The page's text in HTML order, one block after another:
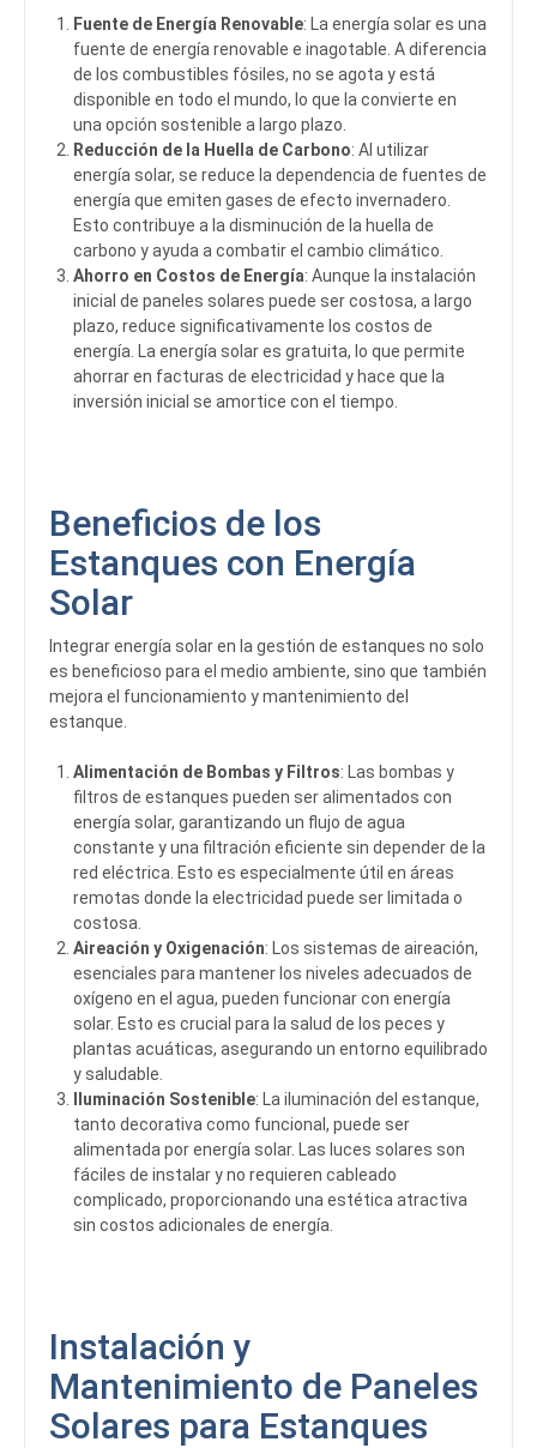
Fuente de Energía Renovable: La energía solar es una
fuente de energía renovable e inagotable. A diferencia
de los combustibles fósiles, no se agota y está
disponible en todo el mundo, lo que la convierte en
una opción sostenible a largo plazo.
Reducción de la Huella de Carbono: Al utilizar
energía solar, se reduce la dependencia de fuentes de
energía que emiten gases de efecto invernadero.
Esto contribuye a la disminución de la huella de
carbono y ayuda a combatir el cambio climático.
Ahorro en Costos de Energía: Aunque la instalación
inicial de paneles solares puede ser costosa, a largo
plazo, reduce significativamente los costos de
energía. La energía solar es gratuita, lo que permite
ahorrar en facturas de electricidad y hace que la
inversión inicial se amortice con el tiempo.
Beneficios de los
Estanques con Energía
Solar
Integrar energía solar en la gestión de estanques no solo
es beneficioso para el medio ambiente, sino que también
mejora el funcionamiento y mantenimiento del
estanque.
Alimentación de Bombas y Filtros: Las bombas y
filtros de estanques pueden ser alimentados con
energía solar, garantizando un flujo de agua
constante y una filtración eficiente sin depender de la
red eléctrica. Esto es especialmente útil en áreas
remotas donde la electricidad puede ser limitada o
costosa.
Aireación y Oxigenación: Los sistemas de aireación,
esenciales para mantener los niveles adecuados de
oxígeno en el agua, pueden funcionar con energía
solar. Esto es crucial para la salud de los peces y
plantas acuáticas, asegurando un entorno equilibrado
y saludable.
Iluminación Sostenible: La iluminación del estanque,
tanto decorativa como funcional, puede ser
alimentada por energía solar. Las luces solares son
fáciles de instalar y no requieren cableado
complicado, proporcionando una estética atractiva
sin costos adicionales de energía.
Instalación y
Mantenimiento de Paneles
Solares para Estanques